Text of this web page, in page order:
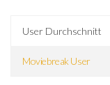
User Durchschnitt
Moviebreak User